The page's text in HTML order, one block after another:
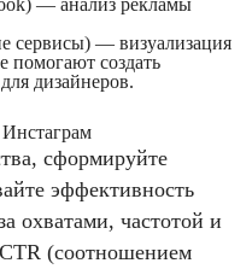
— анализ рекламы
сервисы) — визуализация
помогают создать
дизайнеров.
сформируйте
эффективность
охватами, частотой и
(соотношением